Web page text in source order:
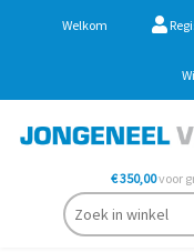
Welkom
€ 350,00voor